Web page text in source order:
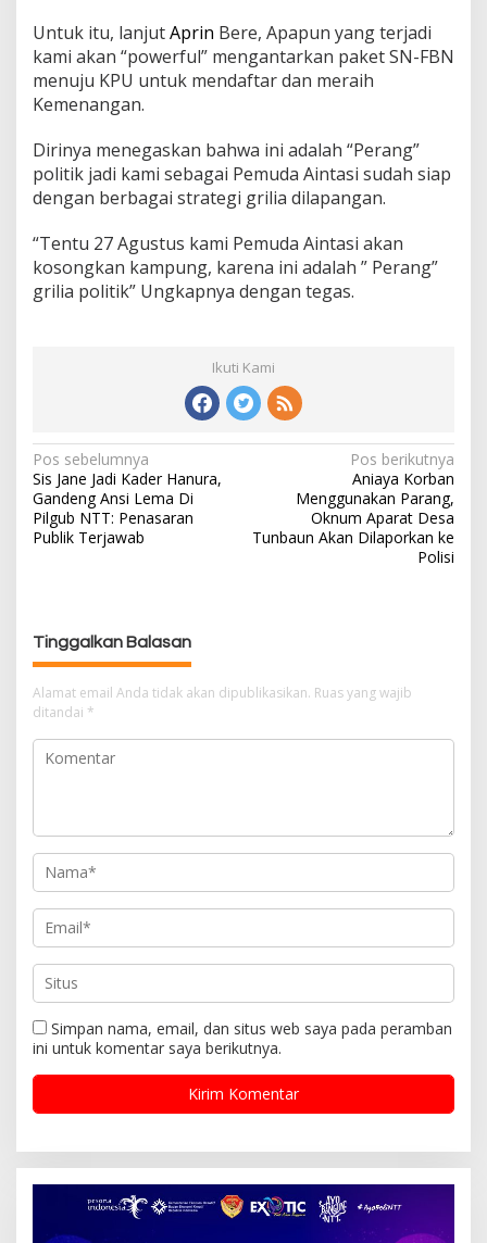
Untuk itu, lanjutAprin Bere, Apapun yang terjadi
kami akan “powerful” mengantarkan paket SN-FBN
menuju KPU untuk mendaftar dan meraih
Kemenangan.
Dirinya menegaskan bahwa ini adalah “Perang”
politik jadi kami sebagai Pemuda Aintasi sudah siap
dengan berbagai strategi grilia dilapangan.
“Tentu 27 Agustus kami Pemuda Aintasi akan
kosongkan kampung, karena ini adalah ” Perang”
grilia politik” Ungkapnya dengan tegas.
Ikuti Kami
N
a
v
i
p
s
Pos sebelumnya
Sis Jane Jadi Kader Hanura,
Gandeng Ansi Lema Di
Pilgub NTT: Penasaran
Publik Terjawab
Pos berikutnya
Aniaya Korban
Menggunakan Parang,
Oknum Aparat Desa
Tunbaun Akan Dilaporkan ke
Polisi
Tinggalkan Balasan
Alamat email Anda tidak akan dipublikasikan. Ruas yang wajib
ditandai *
Simpan nama, email, dan situs web saya pada peramban
ini untuk komentar saya berikutnya.